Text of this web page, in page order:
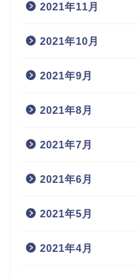
2021年11月
2021年10月
2021年9月
2021年8月
2021年7月
2021年6月
2021年5月
2021年4月